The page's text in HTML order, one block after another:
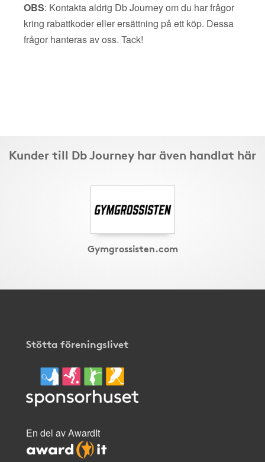
OBS: Kontakta aldrig Db Journey om du har frågor
kring rabattkoder eller ersättning på ett köp. Dessa
frågor hanteras av oss. Tack!
Kunder till Db Journey har även handlat här
Gymgrossisten.com
Stötta föreningslivet
En del av AwardIt